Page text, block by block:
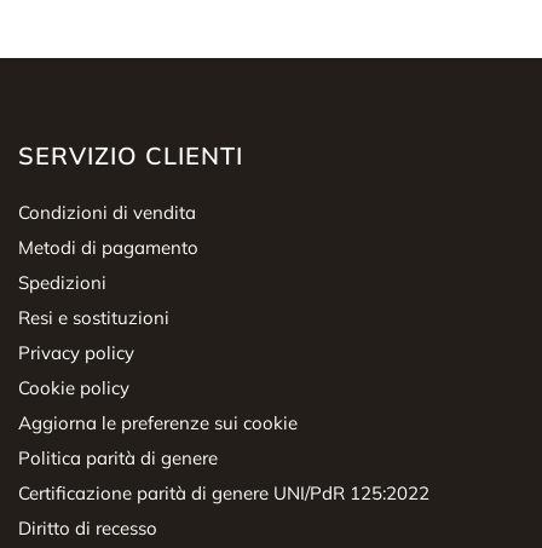
SERVIZIO CLIENTI
Condizioni di vendita
Metodi di pagamento
Spedizioni
Resi e sostituzioni
Privacy policy
Cookie policy
Aggiorna le preferenze sui cookie
Politica parità di genere
Certificazione parità di genere UNI/PdR 125:2022
Diritto di recesso